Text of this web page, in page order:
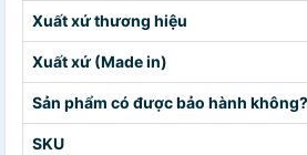
Xuất xứ thương hiệu
Xuất xứ (Made in)
Sản phẩm có được bảo hành không?
SKU